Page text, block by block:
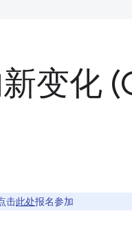
变化
击此处报名参加